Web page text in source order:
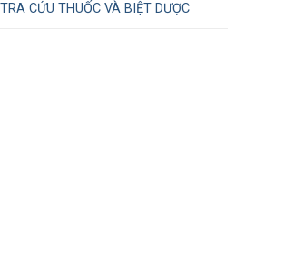
TRA CỨU THUỐC VÀ BIỆT DƯỢC